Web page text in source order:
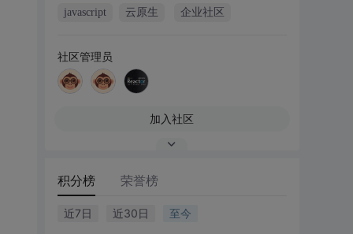
javascript 云原生 企业社区
社区管理员
加入社区
积分榜 荣誉榜
近7日 近30日 至今